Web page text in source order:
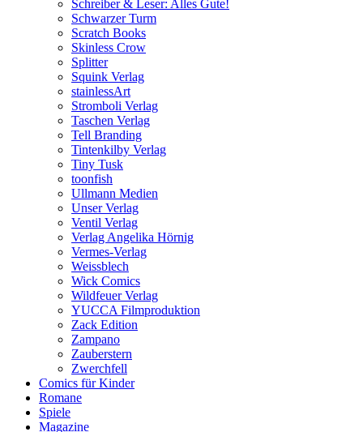
Schreiber & Leser: Alles Gute!
Schwarzer Turm
Scratch Books
Skinless Crow
Splitter
Squink Verlag
stainlessArt
Stromboli Verlag
Taschen Verlag
Tell Branding
Tintenkilby Verlag
Tiny Tusk
toonfish
Ullmann Medien
Unser Verlag
Ventil Verlag
Verlag Angelika Hörnig
Vermes-Verlag
Weissblech
Wick Comics
Wildfeuer Verlag
YUCCA Filmproduktion
Zack Edition
Zampano
Zauberstern
Zwerchfell
Comics für Kinder
Romane
Spiele
Magazine